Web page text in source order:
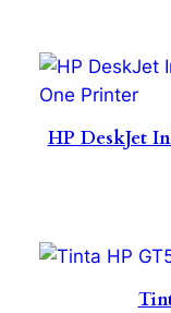
HP DeskJet